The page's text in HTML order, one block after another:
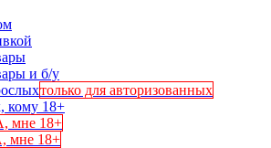
и б/у
только для авторизованных
кому 18+
мне 18+
мне 18+